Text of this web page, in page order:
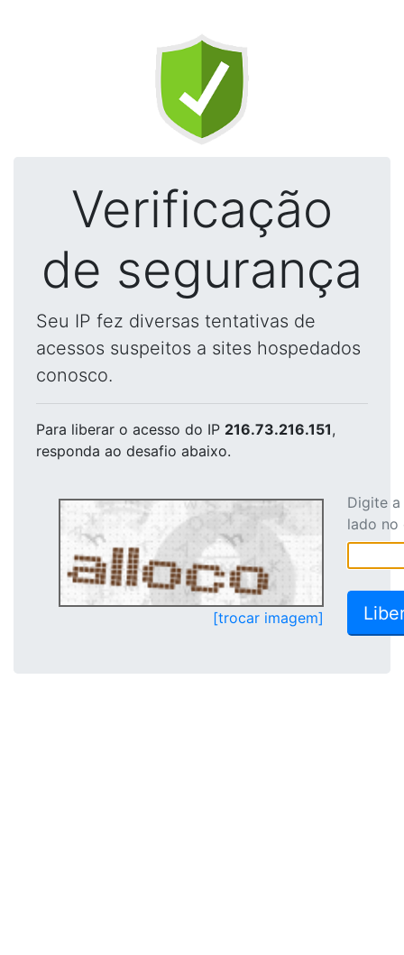
Verificação
de segurança
Seu IP fez diversas tentativas de
acessos suspeitos a sites hospedados
conosco.
Para liberar o acesso do IP 216.73.216.151,
responda ao desafio abaixo.
[trocar imagem]
Digite
lado no